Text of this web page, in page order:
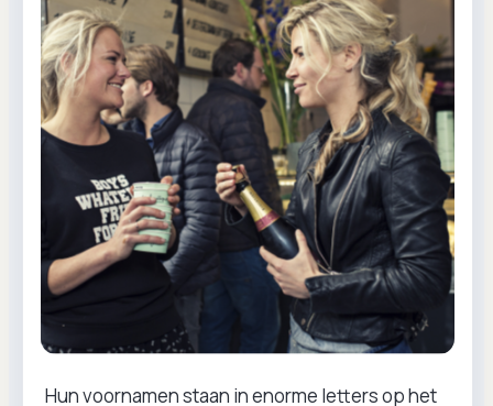
Hun voornamen staan in enorme letters op het